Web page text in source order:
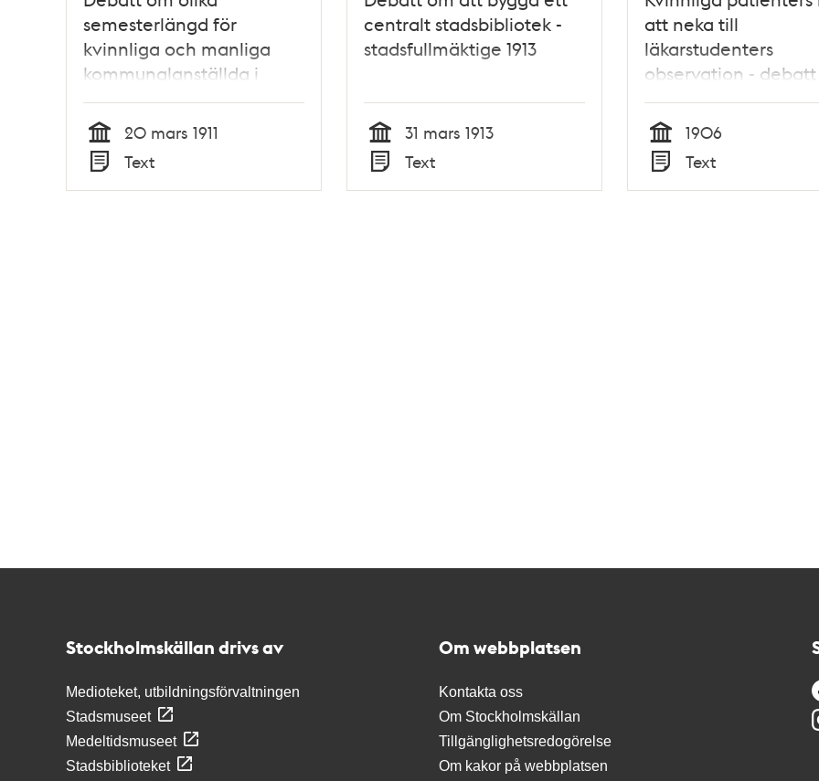
semesterlängd för
kvinnliga och manliga
kommunalanställda i
stadsfullmäktige 20 mars
1911
Tid
20 mars 1911
Typ
Text
centralt stadsbibliotek -
stadsfullmäktige 1913
Tid
31 mars 1913
Typ
Text
att neka till
läkarstudenters
observation -
stadsfullmäktige
Tid
1906
Typ
Text
Stockholmskällan drivs av
Medioteket, utbildningsförvaltningen
Stadsmuseet
Medeltidsmuseet
Stadsbiblioteket
Om webbplatsen
Kontakta oss
Om Stockholmskällan
Tillgänglighetsredogörelse
Om kakor på webbplatsen